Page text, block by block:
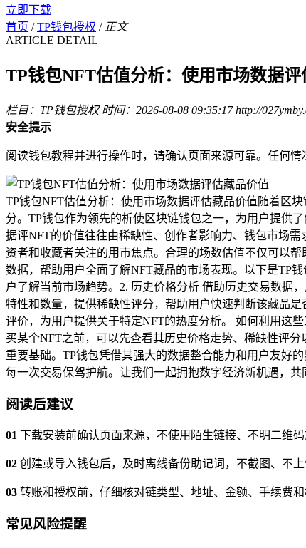
立即下载
首页 / TP钱包授权 / 正文
ARTICLE DETAIL
TP钱包NFT估值分析：使用市场数据评
栏目：TP钱包授权 时间：2026-08-08 09:35:17 http://
安全提示
阅读钱包教程并进行操作时，请确认页面来源可靠。任何情
TP钱包NFT估值分析：使用市场数据评估藏品价值随着区
分。TP钱包作为领先的析使区块链钱包之一，为用户提供
据评NFT的价值往往由稀缺性、创作者影响力、钱包市场
资者和收藏者关注的用市焦点。合理的场数估值不仅可以
数据，帮助用户全面了解NFT藏品的市场表现。以下是TP
户了解当前市场趋势。2. 历史价格分析 借助历史交易数据
特性和数量，提供稀缺性评分，帮助用户快速判断该藏品
评价，为用户提供关于特定NFT的热度分析。 如何利用这
买某个NFT之前，可以先查看其历史价格走势、稀缺性评
重要基础。TP钱包凭借其强大的数据整合能力和用户友好
每一次交易保驾护航。让我们一起拥抱数字经济新机遇，共
阅读后建议
01 下载安装前确认页面来源，不使用陌生链接、不明二维码
02 创建或导入钱包后，及时离线备份助记词，不截图、不上
03 转账和授权前，仔细核对链类型、地址、金额、手续费和
常见风险提醒